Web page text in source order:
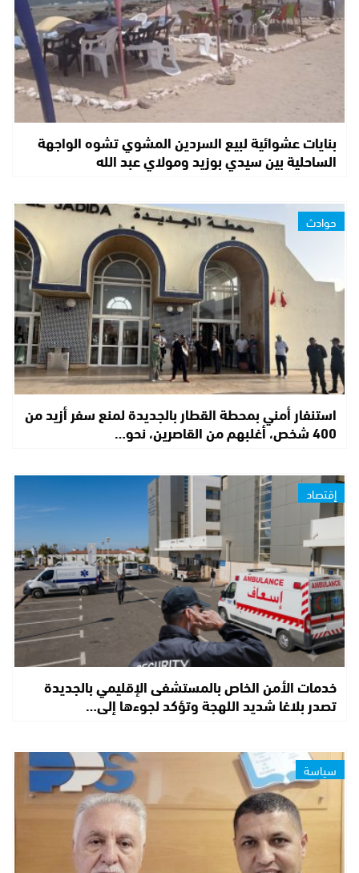
بنايات عشوائية لبيع السردين المشوي تشوه الواجهة
الساحلية بين سيدي بوزيد ومولاي عبد الله
حوادث
استنفار أمني بمحطة القطار بالجديدة لمنع سفر أزيد من
400 شخص، أغلبهم من القاصرين، نحو…
إقتصاد
خدمات الأمن الخاص بالمستشفى الإقليمي بالجديدة
تصدر بلاغا شديد اللهجة وتؤكد لجوءها إلى…
سياسة